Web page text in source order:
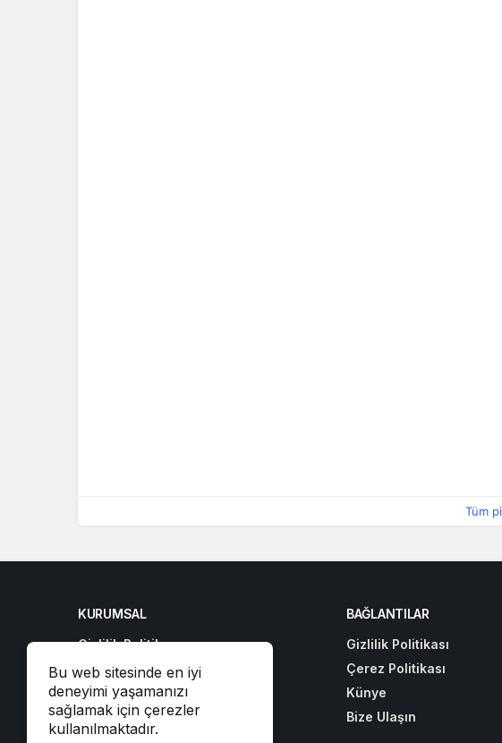
Tüm
Bu web sitesinde en iyi
deneyimi yaşamanızı
sağlamak için çerezler
kullanılmaktadır.
KURUMSAL
Gizlilik Politikası
Çerez Politikası
Künye
Bize Ulaşın
BAĞLANTILAR
Gizlilik Politikası
Çerez Politikası
Künye
Bize Ulaşın